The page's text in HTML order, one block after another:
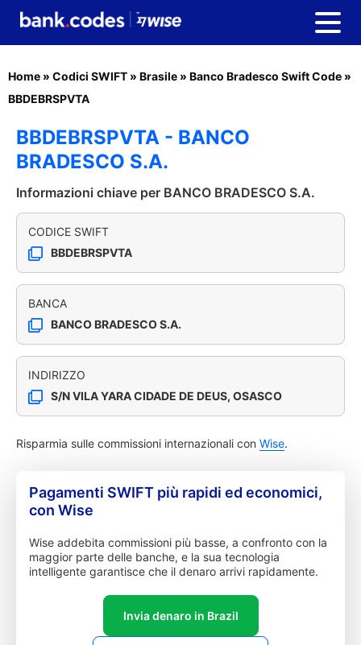
Home » Codici SWIFT » Brasile » Banco Bradesco Swift Code »
BBDEBRSPVTA
BBDEBRSPVTA - BANCO
BRADESCO S.A.
Informazioni chiave per BANCO BRADESCO S.A.
CODICE SWIFT
BBDEBRSPVTA
BANCA
BANCO BRADESCO S.A.
INDIRIZZO
S/N VILA YARA CIDADE DE DEUS, OSASCO
Risparmia sulle commissioni internazionali con Wise.
Pagamenti SWIFT più rapidi ed economici,
con Wise
Wise addebita commissioni più basse, a confronto con la
maggior parte delle banche, e la sua tecnologia
intelligente garantisce che il denaro arrivi rapidamente.
Invia denaro in Brazil